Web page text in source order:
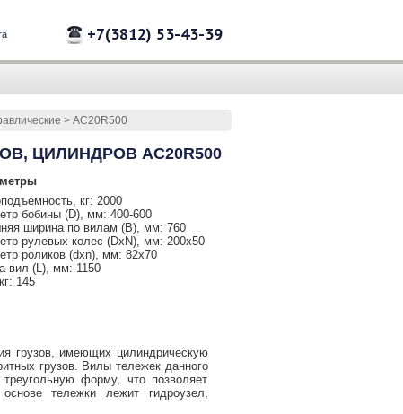
+7(3812) 53-43-39
> АС20R500
ЦИЛИНДРОВ АС20R500
кг: 2000
бобины (D), мм: 400-600
ширина по вилам (В), мм: 760
рулевых колес (DхN), мм: 200х50
роликов (dхn), мм: 82х70
вил (L), мм: 1150
145
грузов, имеющих цилиндрическую
грузов. Вилы тележек данного
форму, что позволяет
тележки лежит гидроузел,